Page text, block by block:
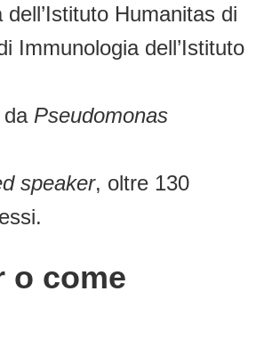
Humanitas di
Immunologia dell’Istituto
da Pseudomonas
speaker, oltre 130
o come